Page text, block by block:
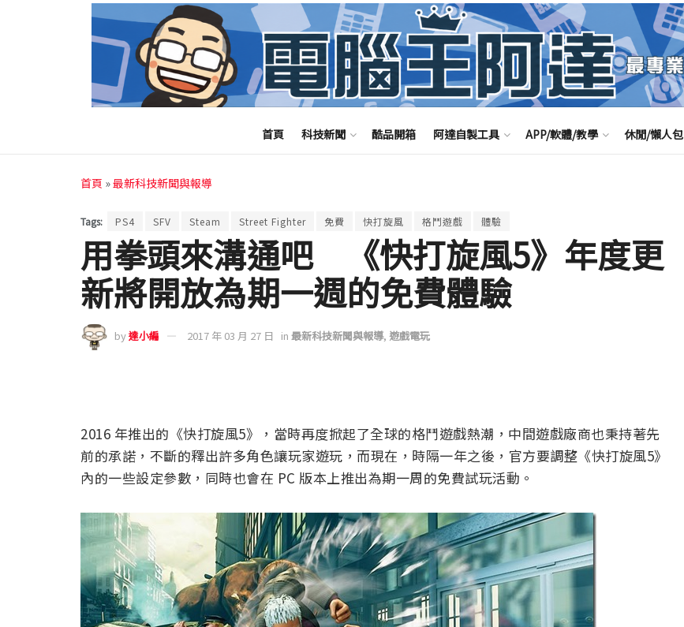
首頁 科技新聞 酷品開箱 阿達自製工具 APP/軟體/教學 休閒/懶人包
首頁 »最新科技新聞與報導
Tags: PS4 SFV Steam Street Fighter 免費 快打旋風 格鬥遊戲 體驗
用拳頭來溝通吧 《快打旋風5》年度更
新將開放為期一週的免費體驗
by達小編 2017 年 03 月 27 日 in 最新科技新聞與報導, 遊戲電玩
2016 年推出的《快打旋風5》，當時再度掀起了全球的格鬥遊戲熱潮，中間遊戲廠商也秉持著先
前的承諾，不斷的釋出許多角色讓玩家遊玩，而現在，時隔一年之後，官方要調整《快打旋風5》
內的一些設定參數，同時也會在 PC 版本上推出為期一周的免費試玩活動。